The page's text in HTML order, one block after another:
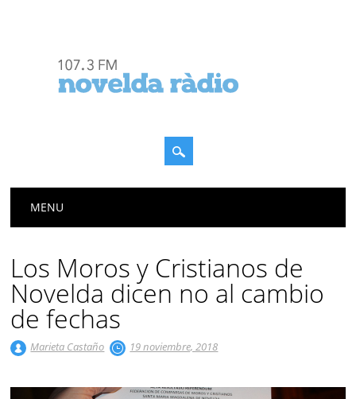
Menú principal
MENU
Los Moros y Cristianos de
Novelda dicen no al cambio
de fechas
Marieta Castaño 19 noviembre, 2018